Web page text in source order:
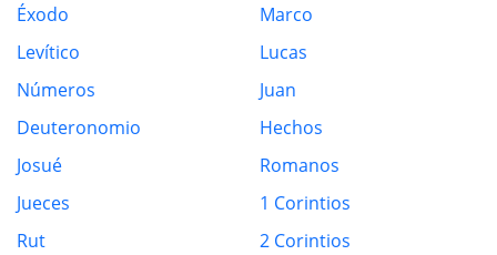
Éxodo
Levítico
Números
Deuteronomio
Josué
Jueces
Rut
Marco
Lucas
Juan
Hechos
Romanos
1 Corintios
2 Corintios